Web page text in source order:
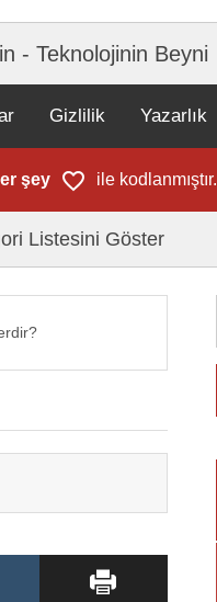
- Teknolojinin Beyni
Gizlilik Yazarlık
şey ile kodlanmıştır.
Listesini Göster